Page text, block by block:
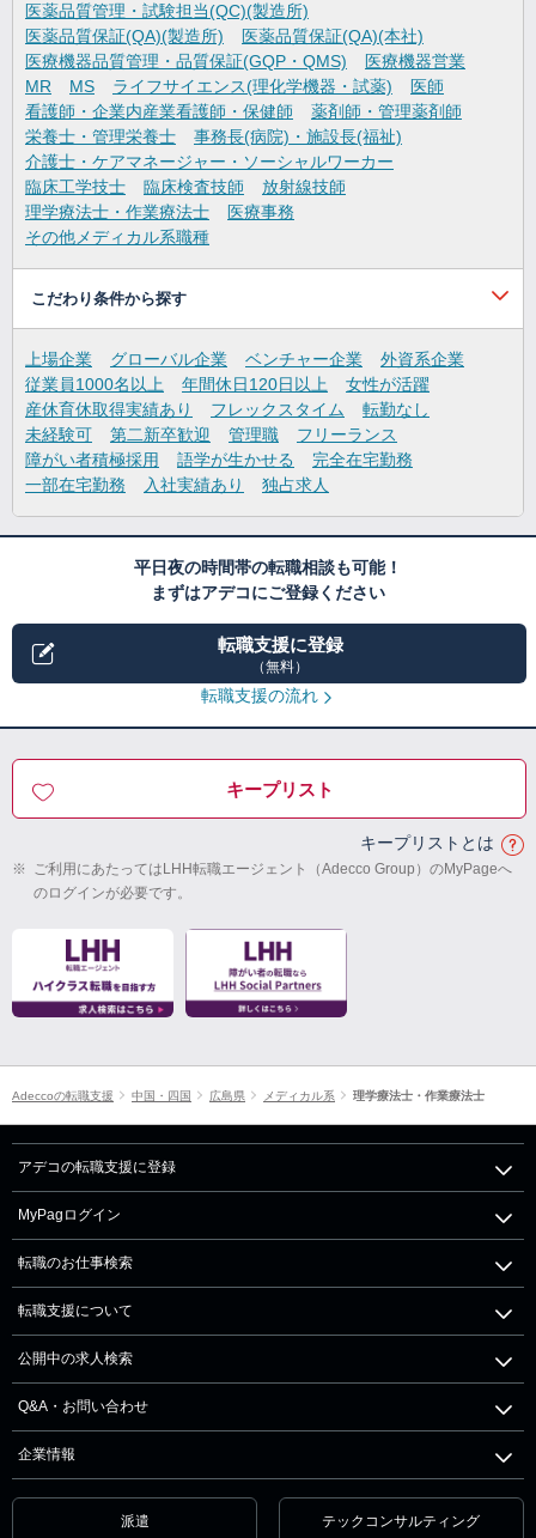
医薬品質管理・試験担当(QC)(製造所)
医薬品質保証(QA)(製造所)
医薬品質保証(QA)(本社)
医療機器品質管理・品質保証(GQP・QMS)
医療機器営業
MR
MS ライフサイエンス(理化学機器・試薬)
医師
看護師・企業内産業看護師・保健師
薬剤師・管理薬剤師
栄養士・管理栄養士
事務長(病院)・施設長(福祉)
介護士・ケアマネージャー・ソーシャルワーカー
臨床工学技士
臨床検査技師
放射線技師
理学療法士・作業療法士
医療事務
その他メディカル系職種
こだわり条件から探す
上場企業 グローバル企業 ベンチャー企業
外資系企業
従業員1000名以上
年間休日120日以上
女性が活躍
産休育休取得実績あり
フレックスタイム
転勤なし
未経験可
第二新卒歓迎 管理職
フリーランス
障がい者積極採用
語学が生かせる
完全在宅勤務
一部在宅勤務
入社実績あり 独占求人
平日夜の時間帯の転職相談も可能！
まずはアデコにご登録ください
転職支援に登録
（無料）
転職支援の流れ
キープリスト
キープリストとは
※ ご利用にあたってはLHH転職エージェント（Adecco Group）のMyPageへ
のログインが必要です。
Adeccoの転職支援 中国・四国 広島県 メディカル系 理学療法士・作業療法士
アデコの転職支援に登録
MyPagログイン
転職のお仕事検索
転職支援について
公開中の求人検索
Q&A・お問い合わせ
企業情報
派遣 テックコンサルティング